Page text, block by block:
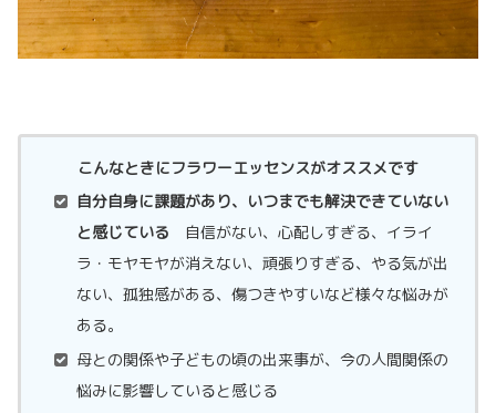
こんなときにフラワーエッセンスがオススメです
自分自身に課題があり、いつまでも解決できていない
と感じている 自信がない、心配しすぎる、イライ
ラ・モヤモヤが消えない、頑張りすぎる、やる気が出
ない、孤独感がある、傷つきやすいなど様々な悩みが
ある。
母との関係や子どもの頃の出来事が、今の人間関係の
悩みに影響していると感じる